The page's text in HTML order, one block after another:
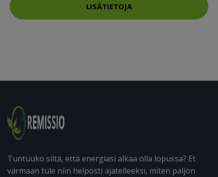
LISÄTIETOJA
Tuntuuko siltä, että energiasi alkaa olla lopussa? Et
varmaan tule niin helposti ajatelleeksi, miten paljon